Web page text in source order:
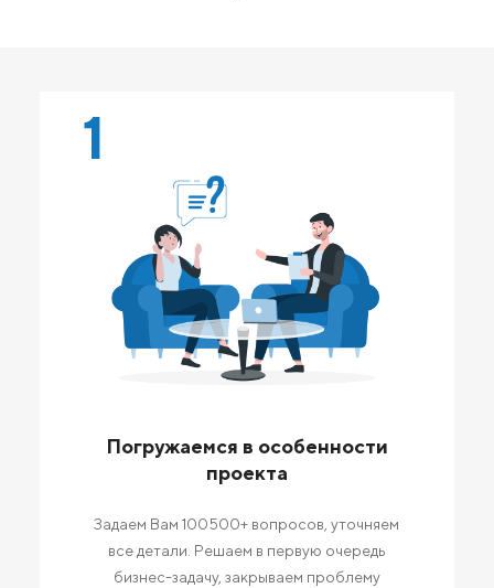
1
Погружаемся в особенности
проекта
Задаем Вам 100500+ вопросов, уточняем
все детали. Решаем в первую очередь
бизнес-задачу, закрываем проблему